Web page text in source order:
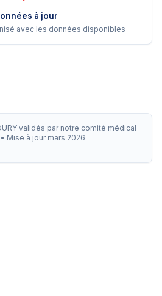
à jour
avec les données disponibles
validés par notre comité médical
Mise à jour mars 2026